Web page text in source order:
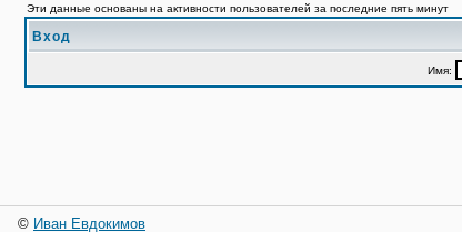
Эти данные основаны на активности пользователей за последние пять минут
Вход
Имя:
© Иван Евдокимов